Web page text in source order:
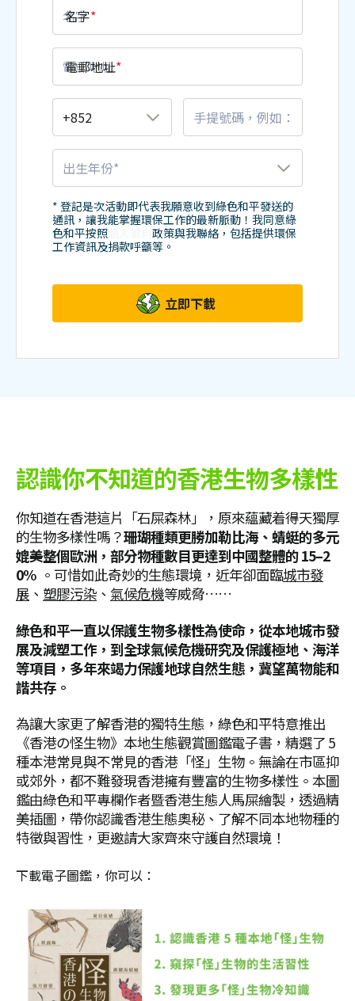
名字*
電郵地址*
* 登記是次活動即代表我願意收到綠色和平發送的
通訊，讓我能掌握環保工作的最新脈動！我同意綠
色和平按照
政策與我聯絡，包括提供環保
工作資訊及捐款呼籲等。
立即下載
認識你不知道的香港生物多樣性
你知道在香港這片「石屎森林」，原來蘊藏着得天獨厚
的生物多樣性嗎？珊瑚種類更勝加勒比海、蜻蜓的多元
媲美整個歐洲，部分物種數目更達到中國整體的 15–2
0% 。可惜如此奇妙的生態環境，近年卻面臨城市發
展 、 塑膠污染 、 氣候危機等威脅⋯⋯
綠色和平一直以保護生物多樣性為使命，從本地城市發
展及減塑工作，到全球氣候危機研究及保護極地、海洋
等項目，多年來竭力保護地球自然生態，冀望萬物能和
諧共存。
為讓大家更了解香港的獨特生態，綠色和平特意推出
《香港の怪生物》本地生態觀賞圖鑑電子書，精選了 5
種本港常見與不常見的香港「怪」生物。無論在市區抑
或郊外，都不難發現香港擁有豐富的生物多樣性。本圖
鑑由綠色和平專欄作者暨香港生態人馬屎繪製，透過精
美插圖，帶你認識香港生態奧秘、了解不同本地物種的
特徵與習性，更邀請大家齊來守護自然環境！
下載電子圖鑑，你可以：